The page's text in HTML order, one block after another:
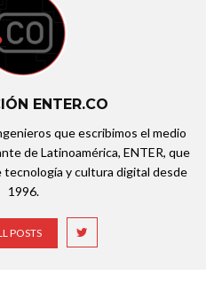
ENTER.CO
que escribimos el medio
de Latinoamérica, ENTER, que
y cultura digital desde
1996.
POSTS